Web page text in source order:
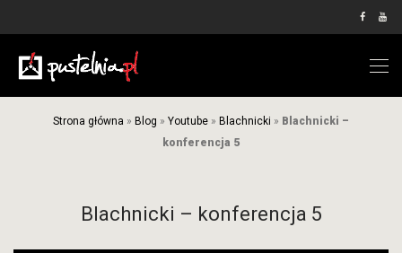
Strona główna » Blog » Youtube » Blachnicki » Blachnicki –
konferencja 5
Blachnicki – konferencja 5